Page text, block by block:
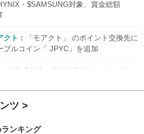
・$SAMSUNG対象、賞金総額
クト
「モアクト」 のポイント交換先に
ブルコイン「 JPYC」を追加
ド株式会社
信託型円建てステーブル
ツ
ンキング